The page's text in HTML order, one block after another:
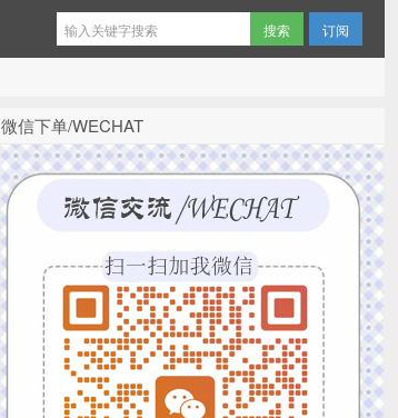
订阅
微信下单/WECHAT